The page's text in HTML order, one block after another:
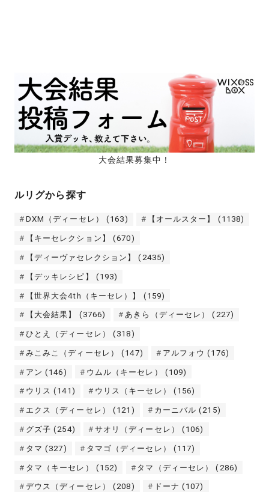
大会結果募集中！
ルリグから探す
DXM（ディーセレ） (163) 【オールスター】 (1138)
【キーセレクション】 (670)
【ディーヴァセレクション】 (2435)
【デッキレシピ】 (193)
【世界大会4th（キーセレ）】 (159)
【大会結果】 (3766) あきら（ディーセレ） (227)
ひとえ（ディーセレ） (318)
みこみこ（ディーセレ） (147) アルフォウ (176)
アン (146) ウムル（キーセレ） (109)
ウリス (141) ウリス（キーセレ） (156)
エクス（ディーセレ） (121) カーニバル (215)
グズ子 (254) サオリ（ディーセレ） (106)
タマ (327) タマゴ（ディーセレ） (117)
タマ（キーセレ） (152) タマ（ディーセレ） (286)
デウス（ディーセレ） (208) ドーナ (107)